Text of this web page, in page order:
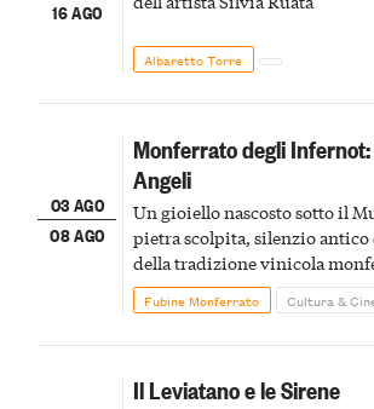
16 AGO
Albaretto Torre
03 AGO
08 AGO
Monferrato degli
Angeli
Un gioiello nascosto sotto il
pietra scolpita, silenzio antico
della tradizione vinicola
Fubine Monferrato Cultura &
Il Leviatano e le Sirene